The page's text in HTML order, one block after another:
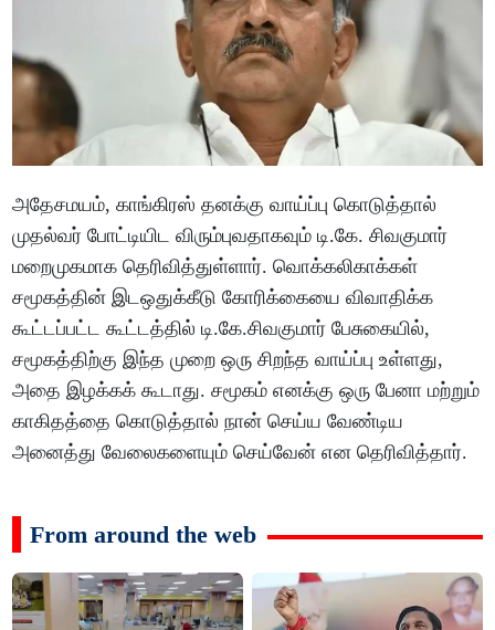
அதேசமயம், காங்கிரஸ் தனக்கு வாய்ப்பு கொடுத்தால்
முதல்வர் போட்டியிட விரும்புவதாகவும் டி.கே. சிவகுமார்
மறைமுகமாக தெரிவித்துள்ளார். வொக்கலிகாக்கள்
சமூகத்தின் இடஒதுக்கீடு கோரிக்கையை விவாதிக்க
கூட்டப்பட்ட கூட்டத்தில் டி.கே.சிவகுமார் பேசுகையில்,
சமூகத்திற்கு இந்த முறை ஒரு சிறந்த வாய்ப்பு உள்ளது,
அதை இழக்கக் கூடாது. சமூகம் எனக்கு ஒரு பேனா மற்றும்
காகிதத்தை கொடுத்தால் நான் செய்ய வேண்டிய
அனைத்து வேலைகளையும் செய்வேன் என தெரிவித்தார்.
From around the web